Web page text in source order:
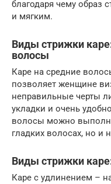
благодаря чему образ
и мягким.
Виды стрижки
волосы
Каре на средние
позволяет женщине
неправильные черты
укладки и очень
волосы можно
гладких волосах, но и
Виды стрижки
Каре с удлинением –